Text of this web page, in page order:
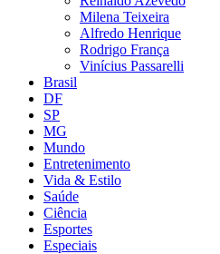
Milena Teixeira
Alfredo Henrique
Rodrigo França
Vinícius Passarelli
Brasil
DF
SP
MG
Mundo
Entretenimento
Vida & Estilo
Saúde
Ciência
Esportes
Especiais